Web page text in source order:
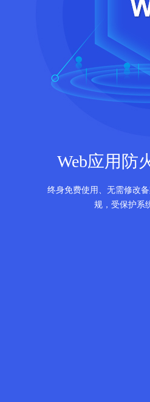
Web应用防
终身免费使用、无需修改
规，受保护系